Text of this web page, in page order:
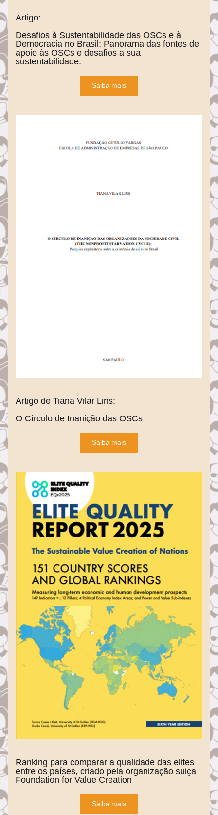
Artigo:
Desafios à Sustentabilidade das OSCs e à
Democracia no Brasil: Panorama das fontes de
apoio às OSCs e desafios a sua
sustentabilidade.
Saiba mais
Artigo de Tiana Vilar Lins:
O Círculo de Inanição das OSCs
Saiba mais
Ranking para comparar a qualidade das elites
entre os países, criado pela organização suiça
Foundation for Value Creation
Saiba mais